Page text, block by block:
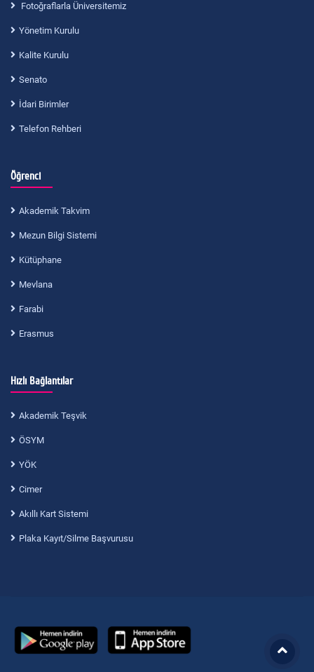
Fotoğraflarla Üniversitemiz
Yönetim Kurulu
Kalite Kurulu
Senato
İdari Birimler
Telefon Rehberi
Öğrenci
Akademik Takvim
Mezun Bilgi Sistemi
Kütüphane
Mevlana
Farabi
Erasmus
Hızlı Bağlantılar
Akademik Teşvik
ÖSYM
YÖK
Cimer
Akıllı Kart Sistemi
Plaka Kayıt/Silme Başvurusu